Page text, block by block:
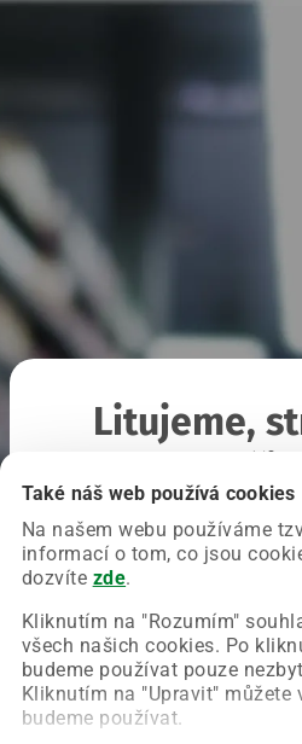
Také náš web používá cookies
Na našem webu používáme
informací o tom, co jsou
dozvíte zde.
Kliknutím na "Rozumím"
všech našich cookies. Po
budeme používat pouze
Kliknutím na "Upravit" můžete
budeme používat.
Litujeme,
Chyba nastala na naší
Zkuste prosím znovu načíst
Obnovit stránku